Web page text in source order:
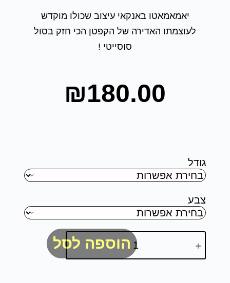
יאמאמאטו באנקאי עיצוב שכולו מוקדש
לעוצמתו האדירה של הקפטן הכי חזק בסול
סוסייטי !
₪180.00
גודל
צבע
הוספה לסל